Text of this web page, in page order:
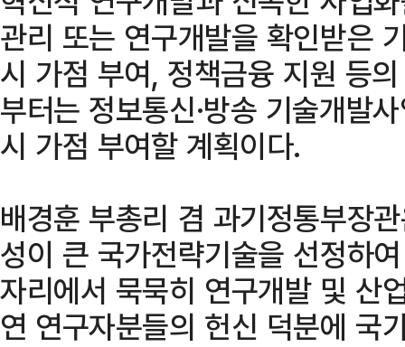
관리 또는 연구개발을 확인받은
시 가점 부여, 정책금융 지원 등
부터는 정보통신·방송 기술개발
시 가점 부여할 계획이다.
배경훈 부총리 겸 과기정통부장
성이 큰 국가전략기술을 선정하
자리에서 묵묵히 연구개발 및 산
연 연구자분들의 헌신 덕분에 국